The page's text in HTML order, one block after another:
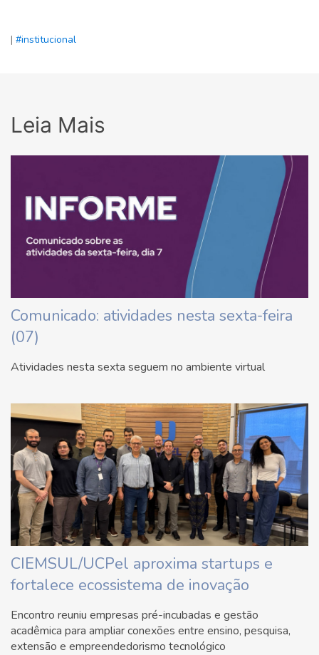
| #institucional
Leia Mais
Comunicado: atividades nesta sexta-feira
(07)
Atividades nesta sexta seguem no ambiente virtual
CIEMSUL/UCPel aproxima startups e
fortalece ecossistema de inovação
Encontro reuniu empresas pré-incubadas e gestão
acadêmica para ampliar conexões entre ensino, pesquisa,
extensão e empreendedorismo tecnológico